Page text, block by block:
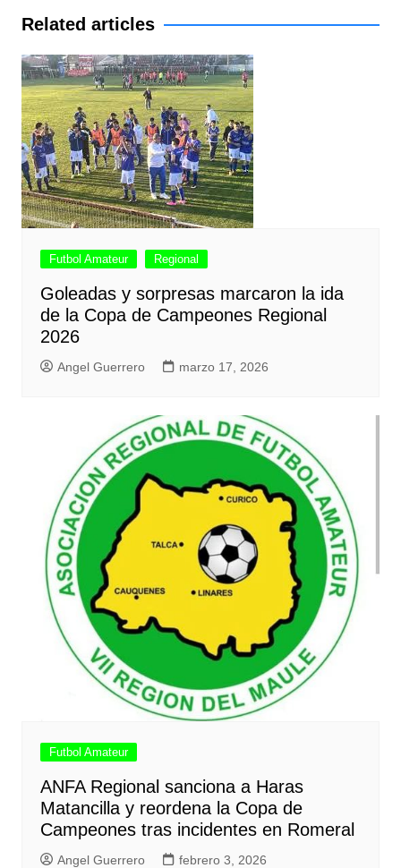
entradas
Related articles
Futbol Amateur Regional
Goleadas y sorpresas marcaron la ida
de la Copa de Campeones Regional
2026
Angel Guerrero marzo 17, 2026
Futbol Amateur
ANFA Regional sanciona a Haras
Matancilla y reordena la Copa de
Campeones tras incidentes en Romeral
Angel Guerrero febrero 3, 2026